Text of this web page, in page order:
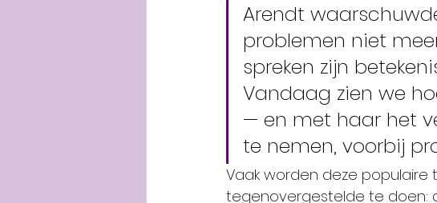
Arendt
problemen niet
spreken zijn
Vandaag zien we
— en met haar het
te nemen, voorbij
Vaak worden deze populaire
tegenovergestelde te doen: